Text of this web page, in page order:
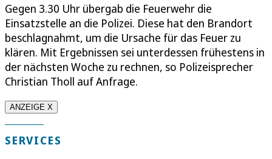
Gegen 3.30 Uhr übergab die Feuerwehr die
Einsatzstelle an die Polizei. Diese hat den Brandort
beschlagnahmt, um die Ursache für das Feuer zu
klären. Mit Ergebnissen sei unterdessen frühestens in
der nächsten Woche zu rechnen, so Polizeisprecher
Christian Tholl auf Anfrage.
ANZEIGE X
SERVICES